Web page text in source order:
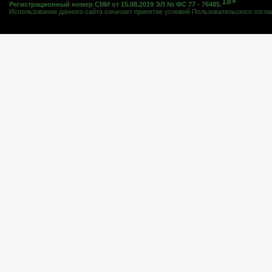
Регистрационный номер СМИ от 15.08.2019 ЭЛ № ФС 77 - 76485.
Использование данного сайта означает принятие условий Пользовательского